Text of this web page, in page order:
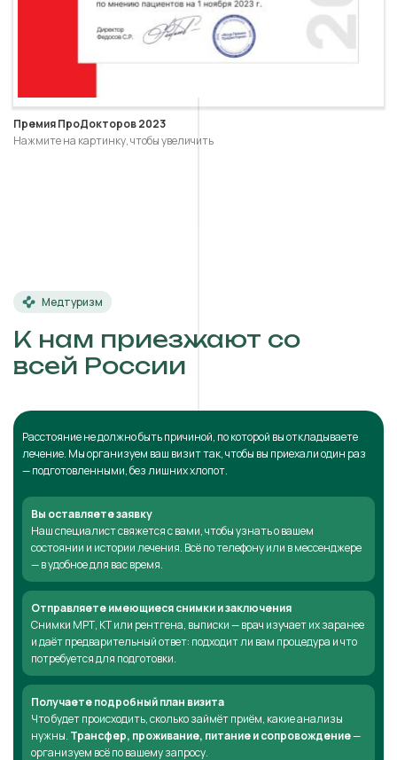
Премия ПроДокторов 2023
Нажмите на картинку, чтобы увеличить
Медтуризм
К нам приезжают со
всей России
Расстояние не должно быть причиной, по которой вы откладываете
лечение. Мы организуем ваш визит так, чтобы вы приехали один раз
— подготовленными, без лишних хлопот.
Вы оставляете заявку
Наш специалист свяжется с вами, чтобы узнать о вашем
состоянии и истории лечения. Всё по телефону или в мессенджере
— в удобное для вас время.
Отправляете имеющиеся снимки и заключения
Снимки МРТ, КТ или рентгена, выписки — врач изучает их заранее
и даёт предварительный ответ: подходит ли вам процедура и что
потребуется для подготовки.
Получаете подробный план визита
Что будет происходить, сколько займёт приём, какие анализы
нужны. Трансфер, проживание, питание и сопровождение—
организуем всё по вашему запросу.